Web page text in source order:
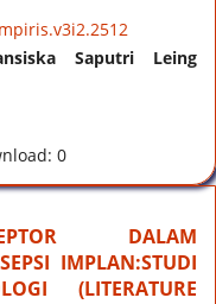
Saputri Leing
0
DALAM
IMPLAN:STUDI
(LITERATURE